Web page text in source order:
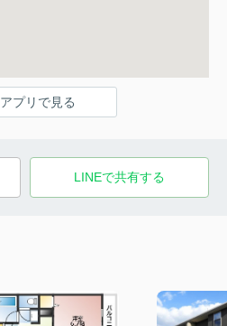
プリで見る
LINEで共有する